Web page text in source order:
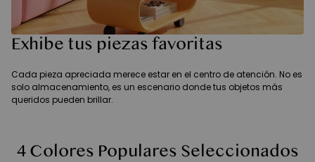
Exhibe tus piezas favoritas
Cada pieza apreciada merece estar en el centro de atención. No es
solo almacenamiento, es un escenario donde tus objetos más
queridos pueden brillar.
4 Colores Populares Seleccionados